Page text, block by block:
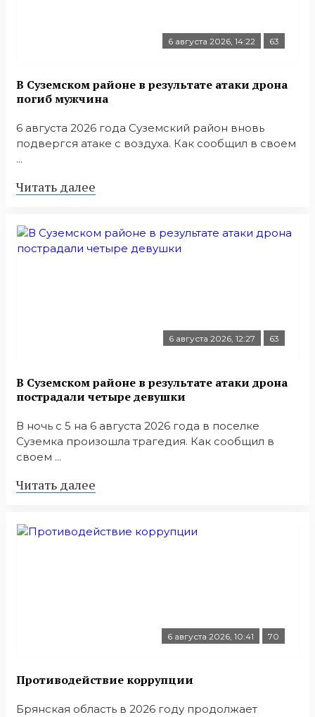
6 августа 2026, 14:22 63
В Суземском районе в результате атаки дрона
погиб мужчина
6 августа 2026 года Суземский район вновь
подвергся атаке с воздуха. Как сообщил в своем
...
Читать далее
6 августа 2026, 12:27 63
В Суземском районе в результате атаки дрона
пострадали четыре девушки
В ночь с 5 на 6 августа 2026 года в поселке
Суземка произошла трагедия. Как сообщил в
своем ...
Читать далее
6 августа 2026, 10:41 70
Противодействие коррупции
Брянская область в 2026 году продолжает